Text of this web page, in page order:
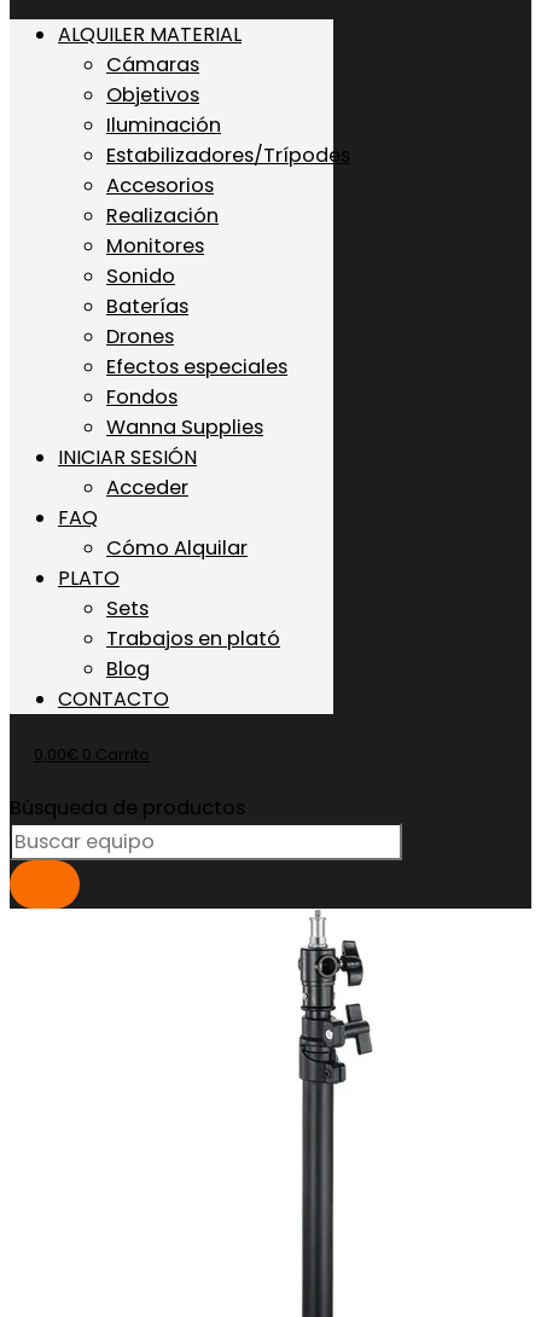
ALQUILER MATERIAL
Cámaras
Objetivos
Iluminación
Estabilizadores/Trípodes
Accesorios
Realización
Monitores
Sonido
Baterías
Drones
Efectos especiales
Fondos
Wanna Supplies
INICIAR SESIÓN
Acceder
FAQ
Cómo Alquilar
PLATO
Sets
Trabajos en plató
Blog
CONTACTO
0,00€ 0 Carrito
Búsqueda de productos